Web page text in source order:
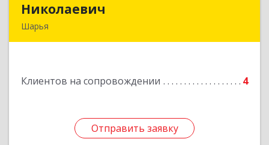
Николаевич
Шарья
Клиентов на сопровождении 4
Отправить заявку
Отправить заявку